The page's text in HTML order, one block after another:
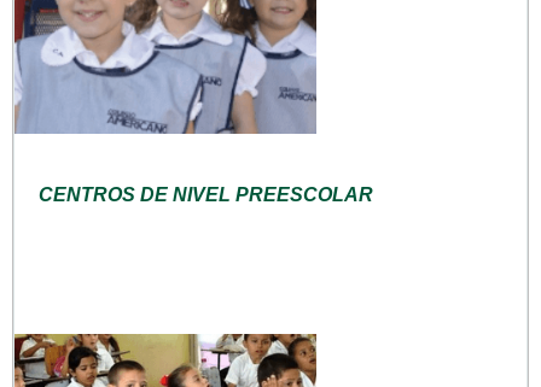
CENTROS DE NIVEL PREESCOLAR